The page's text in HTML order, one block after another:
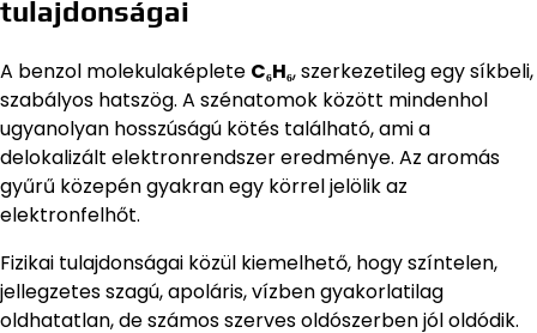
tulajdonságai
A benzol molekulaképlete C₆H₆, szerkezetileg egy síkbeli,
szabályos hatszög. A szénatomok között mindenhol
ugyanolyan hosszúságú kötés található, ami a
delokalizált elektronrendszer eredménye. Az aromás
gyűrű közepén gyakran egy körrel jelölik az
elektronfelhőt.
Fizikai tulajdonságai közül kiemelhető, hogy színtelen,
jellegzetes szagú, apoláris, vízben gyakorlatilag
oldhatatlan, de számos szerves oldószerben jól oldódik.